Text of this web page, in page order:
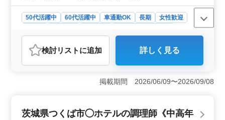
い合わせください／
50代活躍中 60代活躍中 車通勤OK 長期
女性歓迎
おすすめポイント
＜勤務地の魅力＞ 沖縄県豊見城市にあるリゾートホテ
ルでの勤務です。海と那覇空港を眺められる快適な環境
で、調理の仕事に専念できます。経験を活かし、質の高
派遣社員と、様々な雇用形態から選べます。ライフスタ
検討リスト に追加 詳しく見る
掲載期間 2026/06/09〜2026/09/08
茨城県つくば市◯ホテルの調理師《中高年